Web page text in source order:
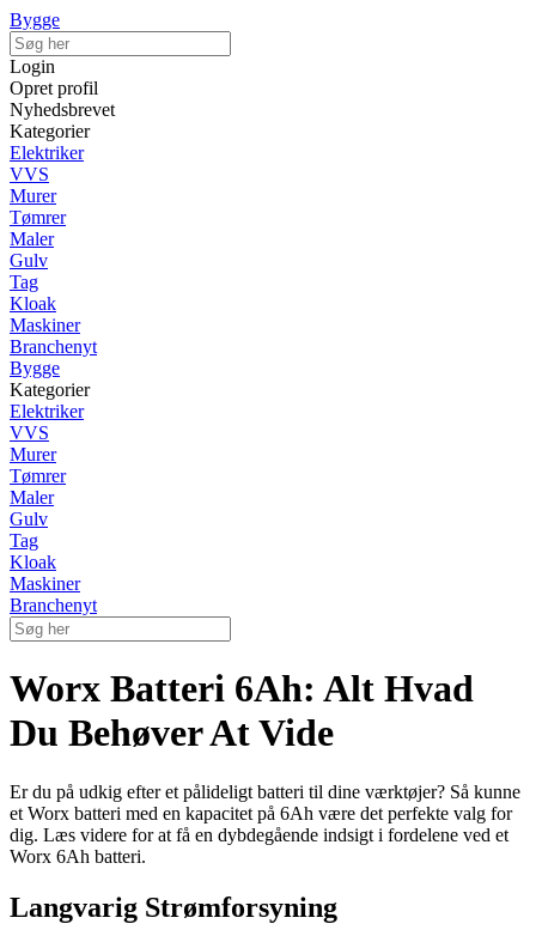
Bygge
Login
Opret profil
Nyhedsbrevet
Kategorier
Elektriker
VVS
Murer
Tømrer
Maler
Gulv
Tag
Kloak
Maskiner
Branchenyt
Bygge
Kategorier
Elektriker
VVS
Murer
Tømrer
Maler
Gulv
Tag
Kloak
Maskiner
Branchenyt
Worx Batteri 6Ah: Alt Hvad
Du Behøver At Vide
Er du på udkig efter et pålideligt batteri til dine værktøjer? Så kunne
et Worx batteri med en kapacitet på 6Ah være det perfekte valg for
dig. Læs videre for at få en dybdegående indsigt i fordelene ved et
Worx 6Ah batteri.
Langvarig Strømforsyning